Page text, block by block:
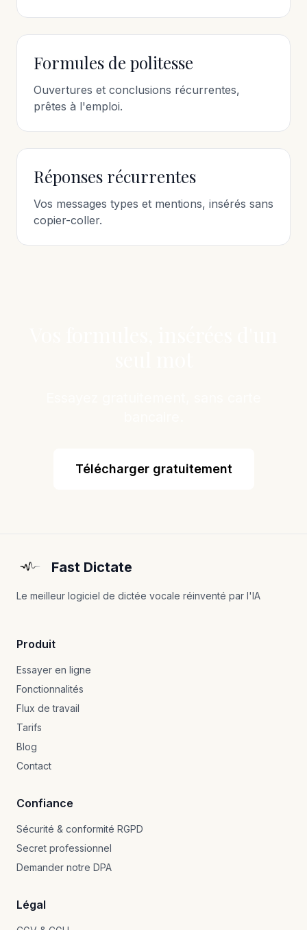
Formules de politesse
Ouvertures et conclusions récurrentes,
prêtes à l'emploi.
Réponses récurrentes
Vos messages types et mentions, insérés sans
copier-coller.
Télécharger gratuitement
Fast Dictate
Le meilleur logiciel de dictée vocale réinventé par l'IA
Produit
Essayer en ligne
Fonctionnalités
Flux de travail
Tarifs
Blog
Contact
Confiance
Sécurité & conformité RGPD
Secret professionnel
Demander notre DPA
Légal